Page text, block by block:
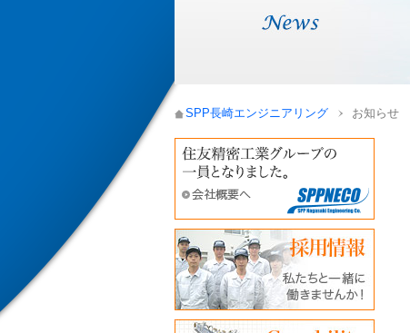
SPP長崎エンジニアリング お知らせ